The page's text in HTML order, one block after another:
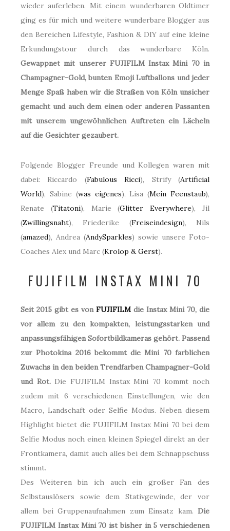
wieder auferleben. Mit einem wunderbaren Oldtimer
ging es für mich und weitere wunderbare Blogger aus
den Bereichen Lifestyle, Fashion & DIY auf eine kleine
Erkundungstour durch das wunderbare Köln.
Gewappnet mit unserer FUJIFILM Instax Mini 70 in
Champagner-Gold, bunten Emoji Luftballons und jeder
Menge Spaß haben wir die Straßen von Köln unsicher
gemacht und auch dem einen oder anderen Passanten
mit unserem ungewöhnlichen Auftreten ein Lächeln
auf die Gesichter gezaubert.
Folgende Blogger Freunde und Kollegen waren mit
dabei: Riccardo (Fabulous Ricci), Strify (Artificial
World), Sabine (was eigenes), Lisa (Mein Feenstaub),
Renate (Titatoni), Marie (Glitter Everywhere), Jil
(Zwillingsnaht), Friederike (Freiseindesign), Nils
(amazed), Andrea (AndySparkles) sowie unsere Foto-
Coaches Alex und Marc (Krolop & Gerst).
FUJIFILM INSTAX MINI 70
Seit 2015 gibt es von FUJIFILM die Instax Mini 70, die
vor allem zu den kompakten, leistungsstarken und
anpassungsfähigen Sofortbildkameras gehört. Passend
zur Photokina 2016 bekommt die Mini 70 farblichen
Zuwachs in den beiden Trendfarben Champagner-Gold
und Rot.Die FUJIFILM Instax Mini 70 kommt noch
zudem mit 6 verschiedenen Einstellungen, wie den
Macro, Landschaft oder Selfie Modus. Neben diesem
Highlight bietet die FUJIFILM Instax Mini 70 bei dem
Selfie Modus noch einen kleinen Spiegel direkt an der
Frontkamera, damit auch alles bei dem Schnappschuss
stimmt.
Des Weiteren bin ich auch ein großer Fan des
Selbstauslösers sowie dem Stativgewinde, der vor
allem bei Gruppenaufnahmen zum Einsatz kam. Die
FUJIFILM Instax Mini 70 ist bisher in 5 verschiedenen